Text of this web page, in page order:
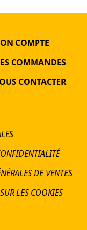
COMPTE
COMMANDES
CONTACTER
DE VENTES
LES COOKIES